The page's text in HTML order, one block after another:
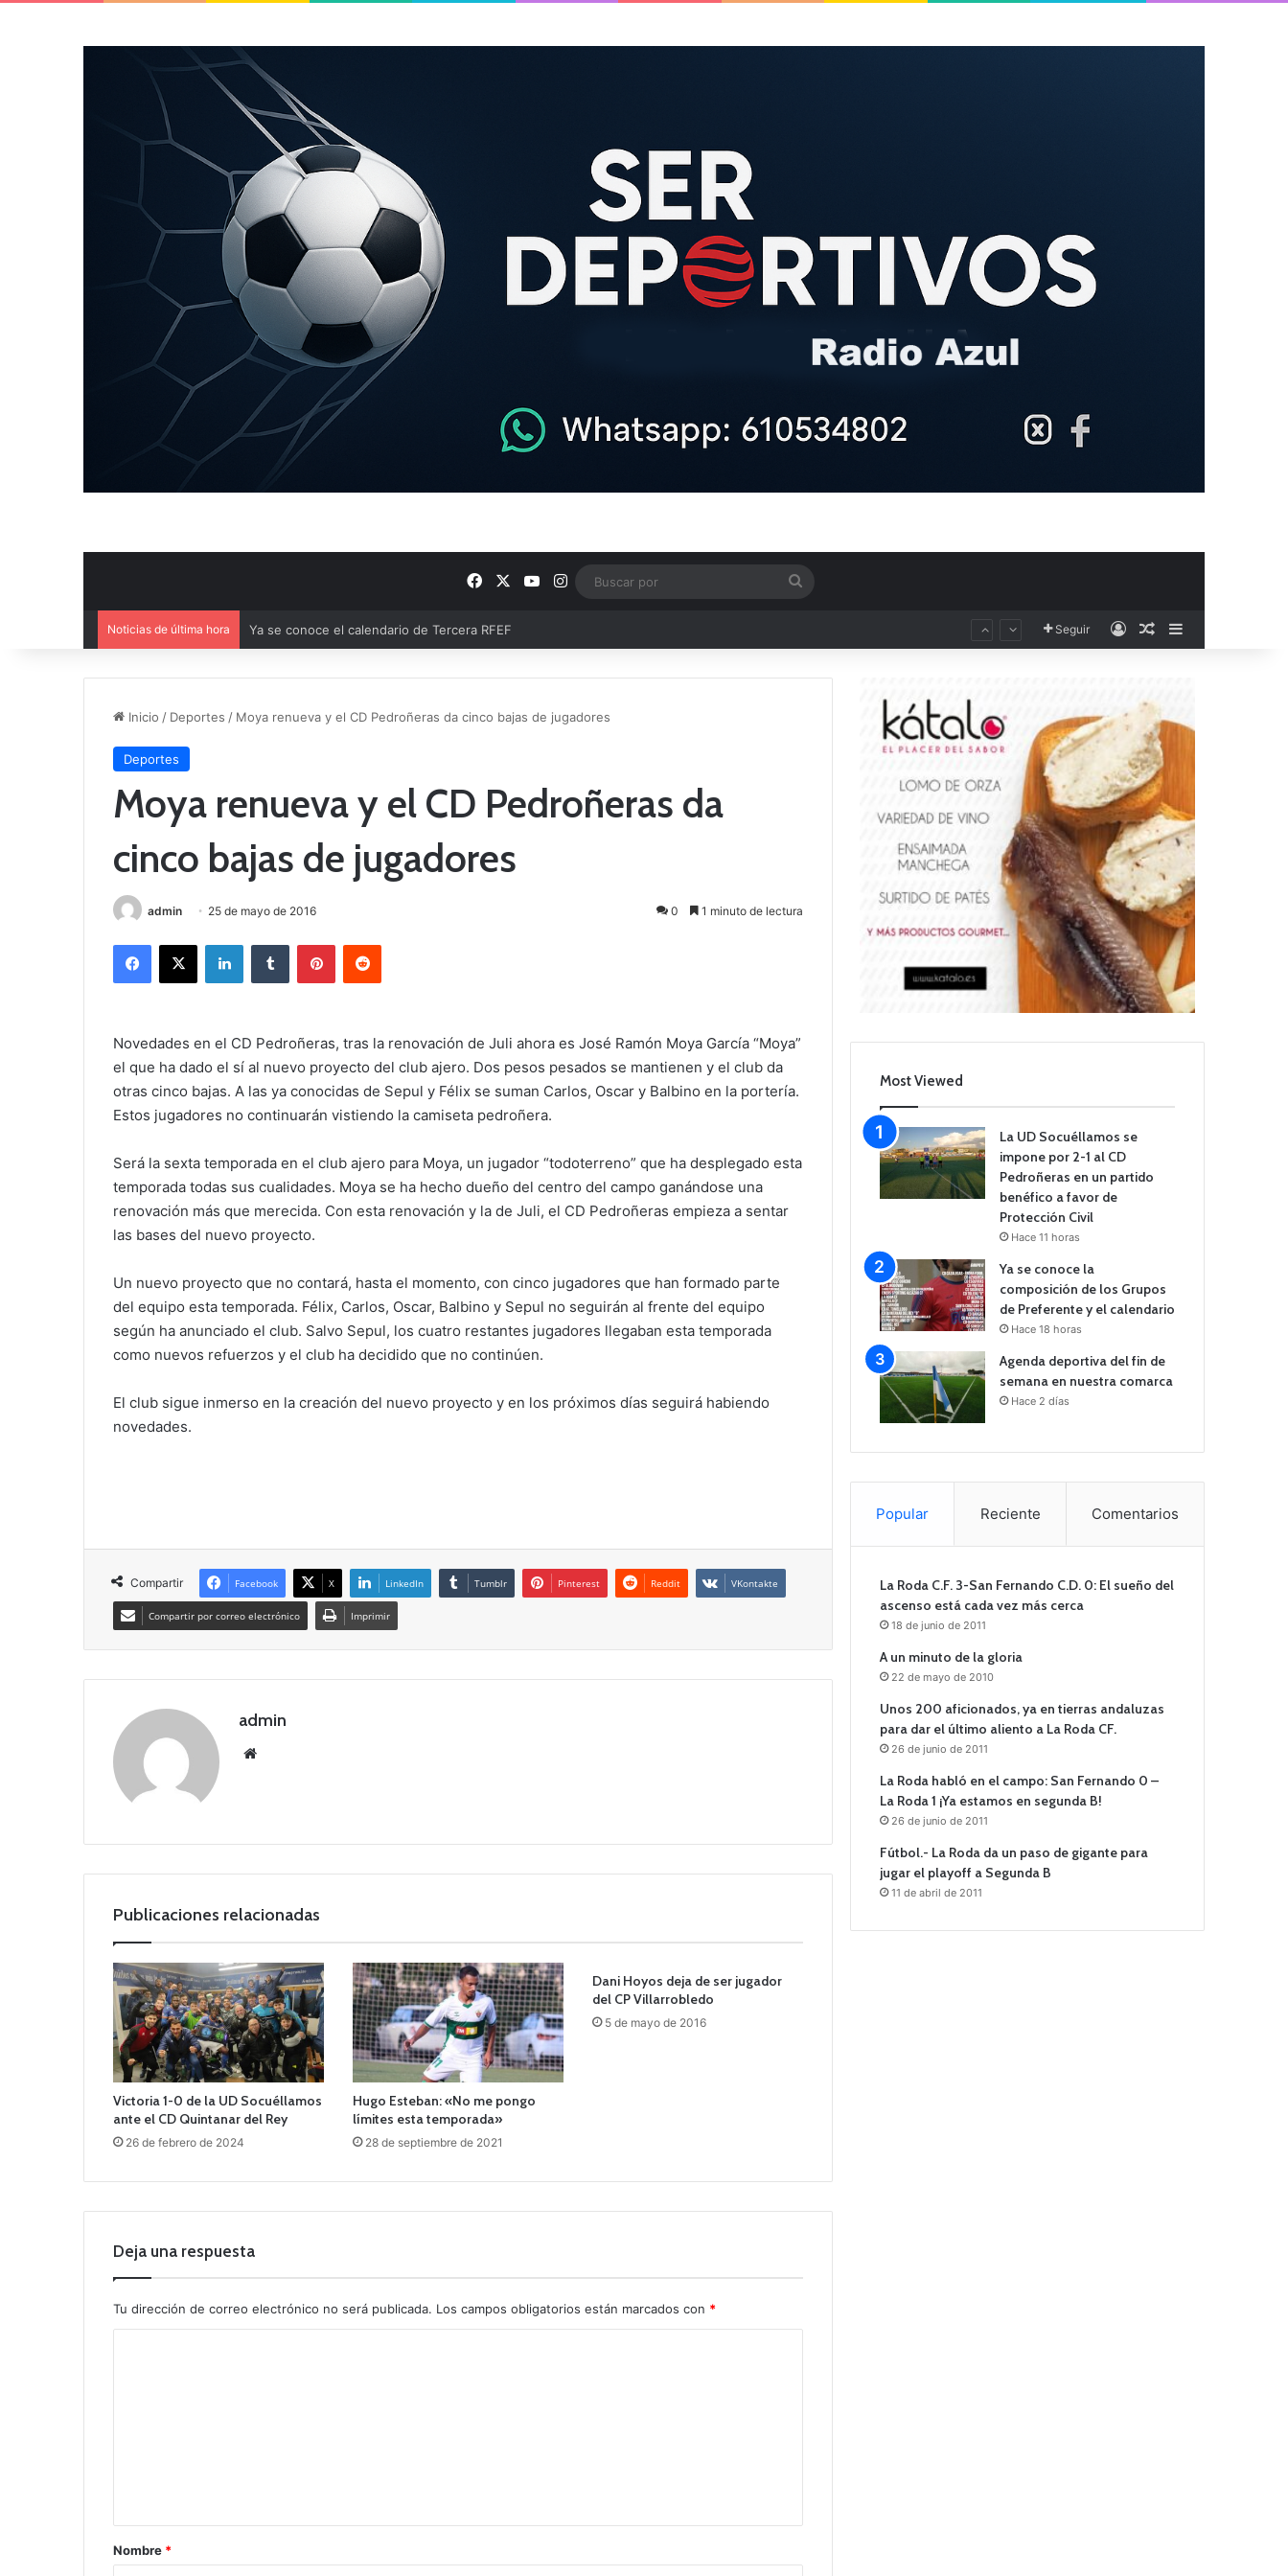
FacebookYouTube
Instagram
Noticias de última hora Ya se conoce el calendario de Tercera RFEF Seguir AccesoPublicación al
Inicio / Deportes / Moya renueva y el CD Pedroñeras da cinco bajas de jugadores
Deportes
Moya renueva y el CD Pedroñeras da
cinco bajas de jugadores
admin 25 de mayo de 2016 0 1 minuto de lectura
Novedades en el CD Pedroñeras, tras la renovación de Juli ahora es José Ramón Moya García “Moya”
el que ha dado el sí al nuevo proyecto del club ajero. Dos pesos pesados se mantienen y el club da
otras cinco bajas. A las ya conocidas de Sepul y Félix se suman Carlos, Oscar y Balbino en la portería.
Estos jugadores no continuarán vistiendo la camiseta pedroñera.
Será la sexta temporada en el club ajero para Moya, un jugador “todoterreno” que ha desplegado esta
temporada todas sus cualidades. Moya se ha hecho dueño del centro del campo ganándose una
renovación más que merecida. Con esta renovación y la de Juli, el CD Pedroñeras empieza a sentar
las bases del nuevo proyecto.
Un nuevo proyecto que no contará, hasta el momento, con cinco jugadores que han formado parte
del equipo esta temporada. Félix, Carlos, Oscar, Balbino y Sepul no seguirán al frente del equipo
según ha anunciado el club. Salvo Sepul, los cuatro restantes jugadores llegaban esta temporada
como nuevos refuerzos y el club ha decidido que no continúen.
El club sigue inmerso en la creación del nuevo proyecto y en los próximos días seguirá habiendo
novedades.
Compartir Facebook X LinkedIn Tumblr Pinterest Reddit VKontakte
Compartir por correo electrónico Imprimir
admin
Publicaciones relacionadas
Victoria 1-0 de la UD Socuéllamos
ante el CD Quintanar del Rey
26 de febrero de 2024
Hugo Esteban: «No me pongo
límites esta temporada»
28 de septiembre de 2021
Dani Hoyos deja de ser jugador
del CP Villarrobledo
5 de mayo de 2016
Deja una respuesta
Tu dirección de correo electrónico no será publicada. Los campos obligatorios están marcados con *
rNombre *
Most Viewed
La UD Socuéllamos se
impone por 2-1 al CD
Pedroñeras en un partido
benéfico a favor de
Protección Civil
Hace 11 horas
Ya se conoce la
composición de los Grupos
de Preferente y el calendario
Hace 18 horas
Agenda deportiva del fin de
semana en nuestra comarca
Hace 2 días
Popular Reciente Comentarios
La Roda C.F. 3-San Fernando C.D. 0: El sueño del
ascenso está cada vez más cerca
18 de junio de 2011
A un minuto de la gloria
22 de mayo de 2010
Unos 200 aficionados, ya en tierras andaluzas
para dar el último aliento a La Roda CF.
26 de junio de 2011
La Roda habló en el campo: San Fernando 0 –
La Roda 1 ¡Ya estamos en segunda B!
26 de junio de 2011
Fútbol.- La Roda da un paso de gigante para
jugar el playoff a Segunda B
11 de abril de 2011